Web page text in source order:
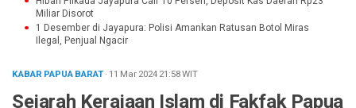
Miliar Disorot
1 Desember di Jayapura: Polisi Amankan Ratusan Botol Miras
Ilegal, Penjual Ngacir
KABAR PAPUA BARAT· 11 Mar 202421:58WIT
Sejarah Kerajaan Islam di Fakfak Papua